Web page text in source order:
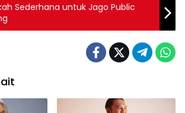
Sederhana untuk Jago Public